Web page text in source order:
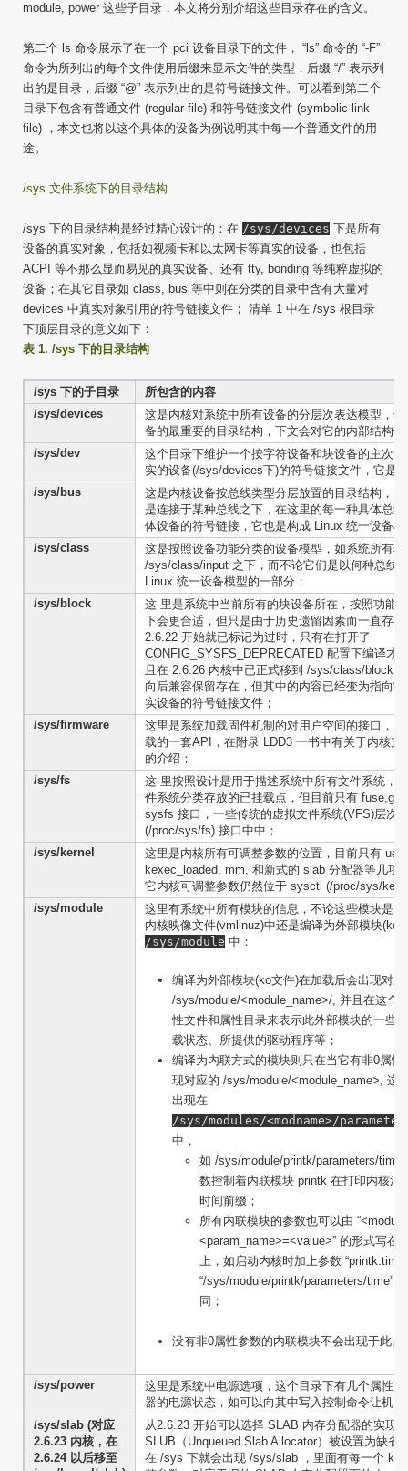
module, power 这些子目录，本文将分别介绍这些目录存在的含义。
第二个 ls 命令展示了在一个 pci 设备目录下的文件， “ls” 命令的 “-F”
命令为所列出的每个文件使用后缀来显示文件的类型，后缀 “/” 表示列
出的是目录，后缀 “@” 表示列出的是符号链接文件。可以看到第二个
目录下包含有普通文件 (regular file) 和符号链接文件 (symbolic link
file) ，本文也将以这个具体的设备为例说明其中每一个普通文件的用
途。
/sys 文件系统下的目录结构
/sys 下的目录结构是经过精心设计的：在 /sys/devices 下是所有
设备的真实对象，包括如视频卡和以太网卡等真实的设备，也包括
ACPI 等不那么显而易见的真实设备、还有 tty, bonding 等纯粹虚拟的
设备；在其它目录如 class, bus 等中则在分类的目录中含有大量对
devices 中真实对象引用的符号链接文件； 清单 1 中在 /sys 根目录
下顶层目录的意义如下：
表 1. /sys 下的目录结构
/sys 下的子目录
所包含的内容
/sys/devices
这是内核对系统中所有设备的分层次表达模型，
备的最重要的目录结构，下文会对它的内部结构
/sys/dev
这个目录下维护一个按字符设备和块设备的主次
实的设备(/sys/devices下)的符号链接文件，它是
/sys/bus
这是内核设备按总线类型分层放置的目录结构，
是连接于某种总线之下，在这里的每一种具体总
体设备的符号链接，它也是构成 Linux 统一设备
/sys/class
这是按照设备功能分类的设备模型，如系统所有
/sys/class/input 之下，而不论它们是以何种总线
Linux 统一设备模型的一部分；
/sys/block
这 里是系统中当前所有的块设备所在，按照功能
下会更合适，但只是由于历史遗留因素而一直存
2.6.22 开始就已标记为过时，只有在打开了
CONFIG_SYSFS_DEPRECATED 配置下编译才
且在 2.6.26 内核中已正式移到 /sys/class/block,
向后兼容保留存在，但其中的内容已经变为指向
实设备的符号链接文件；
/sys/firmware
这里是系统加载固件机制的对用户空间的接口，
载的一套API，在附录 LDD3 一书中有关于内核支
的介绍；
/sys/fs
这 里按照设计是用于描述系统中所有文件系统，
件系统分类存放的已挂载点，但目前只有
sysfs 接口，一些传统的虚拟文件系统(VFS)层次
(/proc/sys/fs) 接口中中；
/sys/kernel
这里是内核所有可调整参数的位置，目前只有
kexec_loaded, mm, 和新式的 slab 分配器等几项
它内核可调整参数仍然位于 sysctl (/proc/sys/
/sys/module
这里有系统中所有模块的信息，不论这些模块是
内核映像文件(vmlinuz)中还是编译为外部模块(ko
/sys/module 中：
编译为外部模块(ko文件)在加载后会出现对应
/sys/module/<module_name>/, 并且在这个
性文件和属性目录来表示此外部模块的一些
载状态、所提供的驱动程序等；
编译为内联方式的模块则只在当它有非0属性
现对应的 /sys/module/<module_name>, 这
出现在
/sys/modules/<modname>/
中，
如 /sys/module/printk/parameters/time
数控制着内联模块 printk 在打印内核消
时间前缀；
所有内联模块的参数也可以由
<param_name>=<value>” 的形式写在
上，如启动内核时加上参数
“/sys/module/printk/parameters/time”
同；
没有非0属性参数的内联模块不会出现于此。
/sys/power
这里是系统中电源选项，这个目录下有几个属性
器的电源状态，如可以向其中写入控制命令让机
/sys/slab (对应
2.6.23 内核，在
2.6.24 以后移至
从2.6.23 开始可以选择 SLAB 内存分配器的实现
SLUB（Unqueued Slab Allocator）被设置为缺省
在 /sys 下就会出现 /sys/slab ，里面有每一个